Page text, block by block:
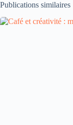
Publications similaires